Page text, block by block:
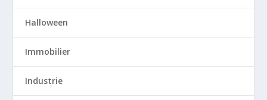
Halloween
Immobilier
Industrie